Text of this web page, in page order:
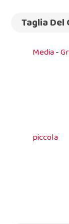
Taglia Del
Media -
piccola